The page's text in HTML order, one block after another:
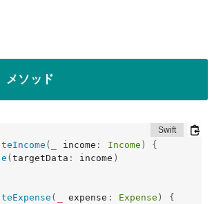
メソッド
( income : Income )
{
( targetData : income )
( expense : Expense )
{